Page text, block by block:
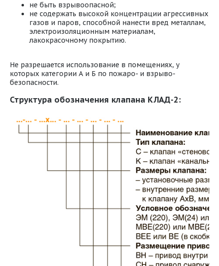
не быть взрывоопасной;
не содержать высокой концентрации агрессивных
газов и паров, способной нанести вред металлам,
электроизоляционным материалам,
лакокрасочному покрытию.
Не разрешается использование в помещениях, у
которых категории А и Б по пожаро- и взрыво-
безопасности.
Структура обозначения клапана КЛАД-2: